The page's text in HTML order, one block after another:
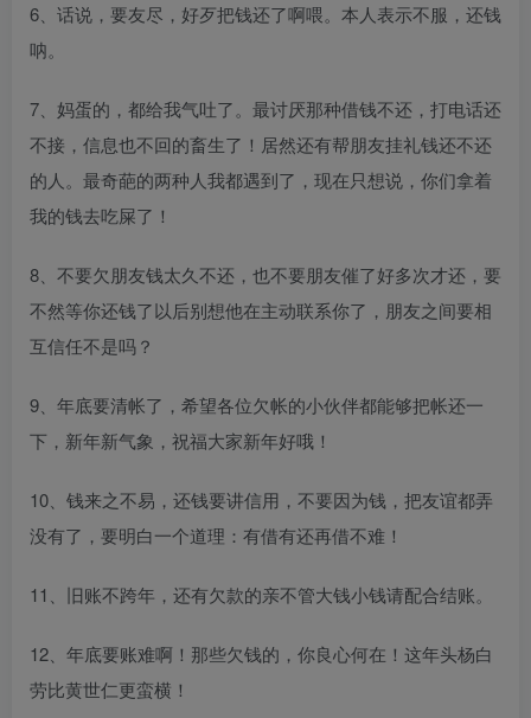
6、话说，要友尽，好歹把钱还了啊喂。本人表示不服，还钱
呐。
7、妈蛋的，都给我气吐了。最讨厌那种借钱不还，打电话还
不接，信息也不回的畜生了！居然还有帮朋友挂礼钱还不还
的人。最奇葩的两种人我都遇到了，现在只想说，你们拿着
我的钱去吃屎了！
8、不要欠朋友钱太久不还，也不要朋友催了好多次才还，要
不然等你还钱了以后别想他在主动联系你了，朋友之间要相
互信任不是吗？
9、年底要清帐了，希望各位欠帐的小伙伴都能够把帐还一
下，新年新气象，祝福大家新年好哦！
10、钱来之不易，还钱要讲信用，不要因为钱，把友谊都弄
没有了，要明白一个道理：有借有还再借不难！
11、旧账不跨年，还有欠款的亲不管大钱小钱请配合结账。
12、年底要账难啊！那些欠钱的，你良心何在！这年头杨白
劳比黄世仁更蛮横！